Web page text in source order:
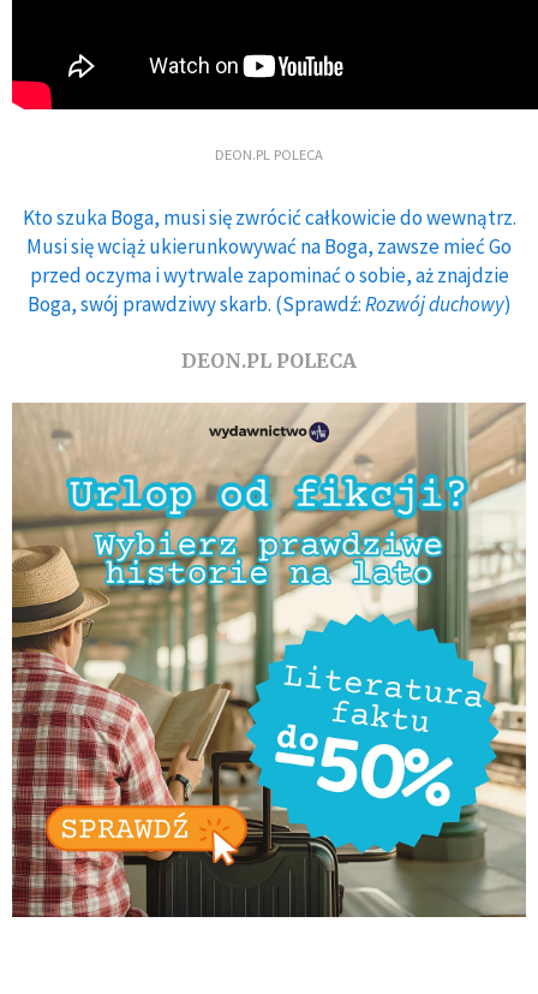
DEON.PL POLECA
Kto szuka Boga, musi się zwrócić całkowicie do wewnątrz.
Musi się wciąż ukierunkowywać na Boga, zawsze mieć Go
przed oczyma i wytrwale zapominać o sobie, aż znajdzie
Boga, swój prawdziwy skarb. (Sprawdź:Rozwój duchowy)
DEON.PL POLECA